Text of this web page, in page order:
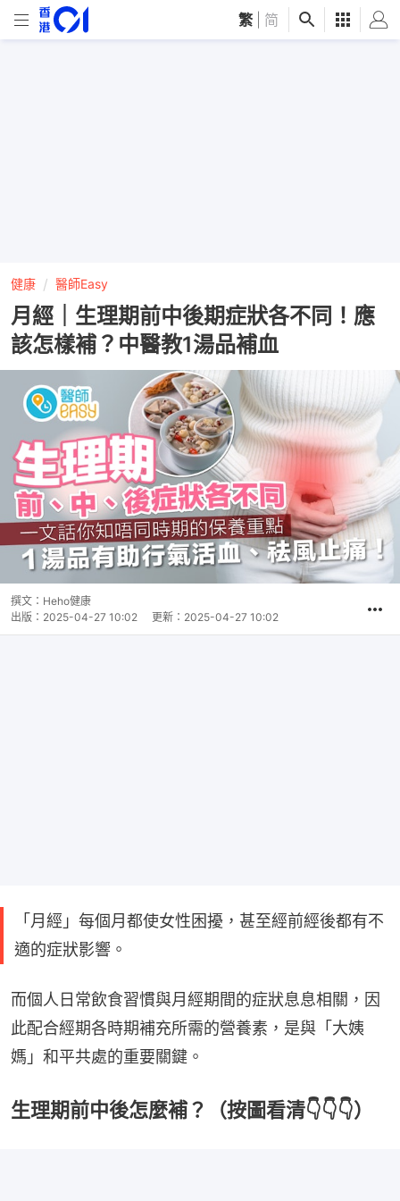
繁 简
健康 醫師Easy
月經｜生理期前中後期症狀各不同！應
該怎樣補？中醫教1湯品補血
撰文： Heho健康
出版： 2025-04-27 10:02 更新： 2025-04-27 10:02
「月經」每個月都使女性困擾，甚至經前經後都有不
適的症狀影響。
而個人日常飲食習慣與月經期間的症狀息息相關，因
此配合經期各時期補充所需的營養素，是與「大姨
媽」和平共處的重要關鍵。
生理期前中後怎麼補？（按圖看清👇👇👇）